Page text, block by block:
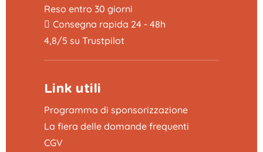
Reso entro 30 giorni
Consegna rapida 24 - 48h
4,8/5 su Trustpilot
Link utili
Programma di sponsorizzazione
La fiera delle domande frequenti
CGV